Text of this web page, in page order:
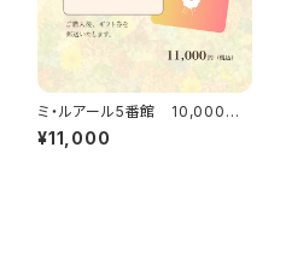
ミ・ルアール5番館 10,000円
ギフト券
¥11,000